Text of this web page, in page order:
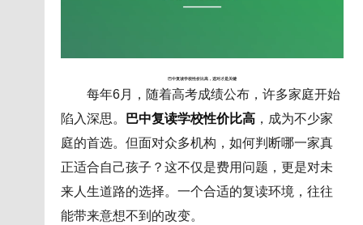
巴中复读学校性价比高，选对才是关键
每年6月，随着高考成绩公布，许多家庭开始
陷入深思。
巴中复读学校性价比高，成为不少家
庭的首选。但面对众多机构，如何判断哪一家真
正适合自己孩子？这不仅是费用问题，更是对未
来人生道路的选择。一个合适的复读环境，往往
能带来意想不到的改变。